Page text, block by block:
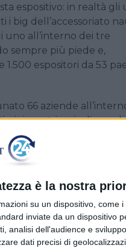
è la nostra
su un dispositivo, come
inviate da un dispositivo
analisi dell'audience e
dati precisi di
espositivo: in realtà gli
big dell’accessoriato
uno all’interno dei tre
sempre più piede e,
espositori da 53
66 aziende
riscontri a giudicare
e interviste dedicati ai
Quick, Videoworks,
Gussi Italia, cui è stata
di Amsterdam
Nautica.